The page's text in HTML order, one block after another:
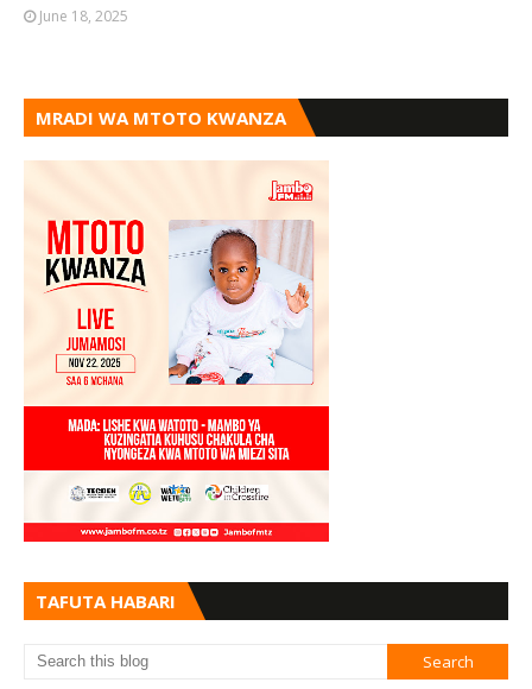
June 18, 2025
MRADI WA MTOTO KWANZA
TAFUTA HABARI